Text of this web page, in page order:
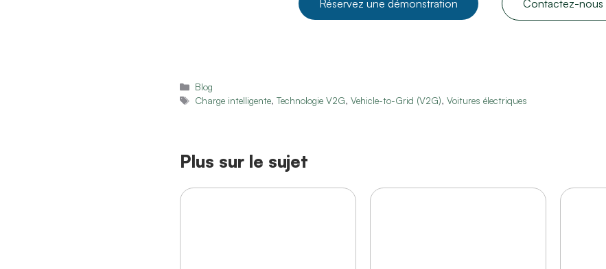
Réservez une démonstration Contactez-nous
Catégories
Blog
Étiquettes
Charge intelligente, Technologie V2G, Vehicle-to-Grid (V2G), Voitures électriques
Plus sur le sujet